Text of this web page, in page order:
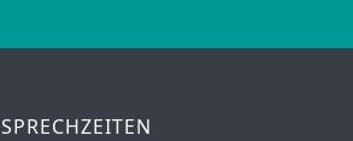
SPRECHZEITEN